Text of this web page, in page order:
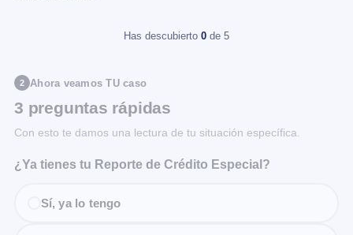
Has descubierto 0 de 5
2 Ahora veamos TU caso
3 preguntas rápidas
Con esto te damos una lectura de tu situación específica.
¿Ya tienes tu Reporte de Crédito Especial?
Sí, ya lo tengo